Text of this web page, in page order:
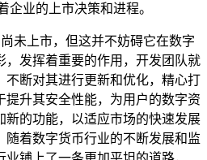
企业的上市决策和进程。
尚未上市，但这并不妨碍它在数字
，发挥着重要的作用，开发团队就
不断对其进行更新和优化，精心打
提升其安全性能，为用户的数字资
新的功能，以适应市场的快速发展
随着数字货币行业的不断发展和监